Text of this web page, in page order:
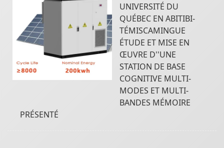
UNIVERSITÉ DU
QUÉBEC EN ABITIBI-
TÉMISCAMINGUE
ÉTUDE ET MISE EN
ŒUVRE D''UNE
STATION DE BASE
COGNITIVE MULTI-
MODES ET MULTI-
BANDES MÉMOIRE
PRÉSENTÉ